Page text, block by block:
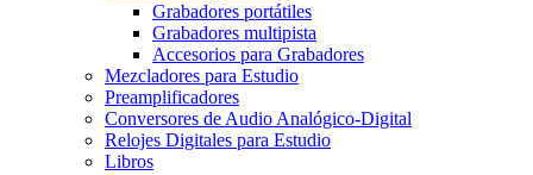
Grabadores portátiles
Grabadores multipista
Accesorios para Grabadores
Mezcladores para Estudio
Preamplificadores
Conversores de Audio Analógico-Digital
Relojes Digitales para Estudio
Libros